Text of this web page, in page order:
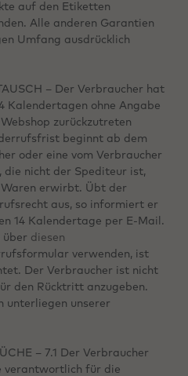
auf den Etiketten
Alle anderen Garantien
Umfang ausdrücklich
– Der Verbraucher hat
Kalendertagen ohne Angabe
zurückzutreten
beginnt ab dem
oder eine vom Verbraucher
die nicht der Spediteur ist,
Waren erwirbt. Übt der
aus, so informiert er
14 Kalendertage per E-Mail.
über diesen
verwenden, ist
Der Verbraucher ist nicht
den Rücktritt anzugeben.
unterliegen unserer
– 7.1 Der Verbraucher
verantwortlich für die